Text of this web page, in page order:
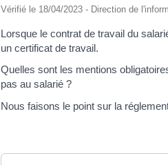
Vérifié le 18/04/2023 - Direction de
Lorsque le contrat de travail du
un certificat de travail.
Quelles sont les mentions
pas au salarié ?
Nous faisons le point sur la